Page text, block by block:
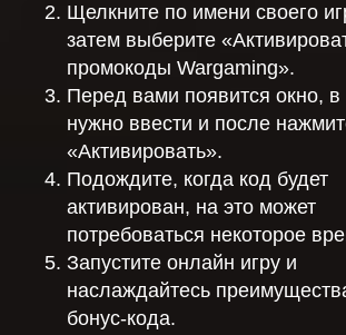
Щелкните по имени своего
затем выберите
промокоды Wargaming».
Перед вами появится окно, в
нужно ввести и после
«Активировать».
Подождите, когда код будет
активирован, на это может
потребоваться некоторое
Запустите онлайн игру и
наслаждайтесь
бонус-кода.